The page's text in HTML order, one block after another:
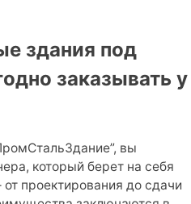
здания под
заказывать у
вы
который берет на себя
проектирования до сдачи